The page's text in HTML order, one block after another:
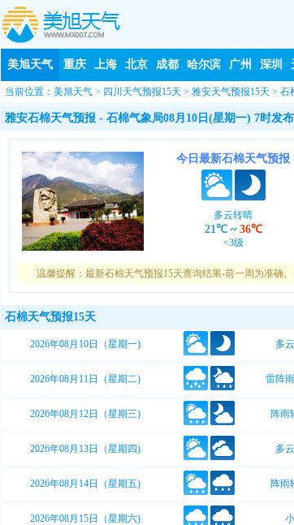
美旭天气 重庆 上海 北京 成都 哈尔滨 广州 深圳
当前位置： 美旭天气 > 四川天气预报15天 > 雅安天气预报15天 > 石
雅安石棉天气预报 - 石棉气象局08月10日(星期一) 7时发布
今日最新石棉天气预报
多云转晴
21℃~ 36℃
<3级
温馨提醒：最新石棉天气预报15天查询结果-前一周为准确
石棉天气预报15天
2026年08月10日（星期一) 多
2026年08月11日（星期二) 雷阵
2026年08月12日（星期三) 阵雨
2026年08月13日（星期四) 多
2026年08月14日（星期五) 阵雨
2026年08月15日（星期六)